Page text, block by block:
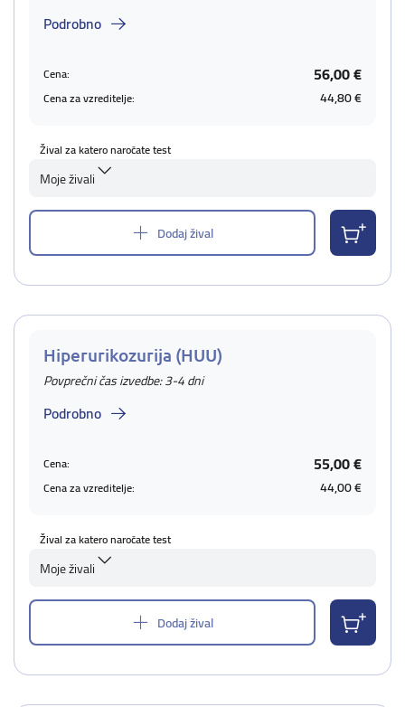
Podrobno
Cena: 56,00 €
Cena za vzreditelje: 44,80 €
Žival za katero naročate test
Moje živali
Dodaj žival
Hiperurikozurija (HUU)
Povprečni čas izvedbe: 3-4 dni
Podrobno
Cena: 55,00 €
Cena za vzreditelje: 44,00 €
Žival za katero naročate test
Moje živali
Dodaj žival